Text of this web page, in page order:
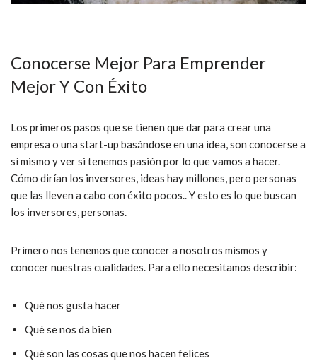
Conocerse Mejor Para Emprender
Mejor Y Con Éxito
Los primeros pasos que se tienen que dar para crear una
empresa o una start-up basándose en una idea, son conocerse a
sí mismo y ver si tenemos pasión por lo que vamos a hacer.
Cómo dirían los inversores, ideas hay millones, pero personas
que las lleven a cabo con éxito pocos.. Y esto es lo que buscan
los inversores, personas.
Primero nos tenemos que conocer a nosotros mismos y
conocer nuestras cualidades. Para ello necesitamos describir:
Qué nos gusta hacer
Qué se nos da bien
Qué son las cosas que nos hacen felices